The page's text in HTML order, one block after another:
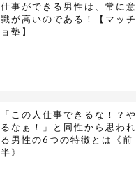
仕事ができる男性は、常に意
識が高いのである！【マッチ
ョ塾】
「この人仕事できるな！？や
るなぁ！」と同性から思われ
る男性の6つの特徴とは《前
半》